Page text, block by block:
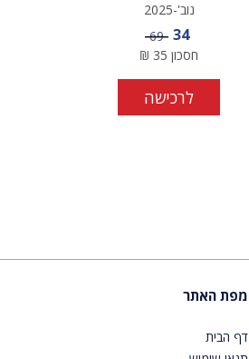
נוב'-2025
מחיר מבצע
34 מחיר
69
חסכון 35
₪
לרכישה
מפת האתר
דף הבית